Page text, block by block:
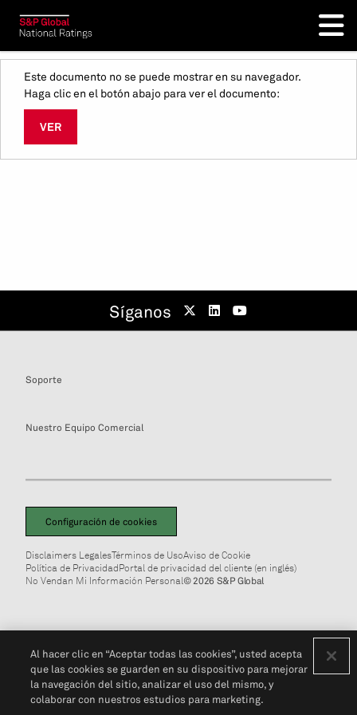
Este documento no se puede mostrar en su navegador.
Haga clic en el botón abajo para ver el documento:
VER
Síganos
Soporte
Nuestro Equipo Comercial
Configuración de cookies
Disclaimers LegalesTérminos de UsoAviso de Cookie
Política de PrivacidadPortal de privacidad del cliente (en inglés)
No Vendan Mi Información Personal© 2026 S&P Global
Al hacer clic en “Aceptar todas las cookies”, usted acepta
que las cookies se guarden en su dispositivo para mejorar
la navegación del sitio, analizar el uso del mismo, y
colaborar con nuestros estudios para marketing.